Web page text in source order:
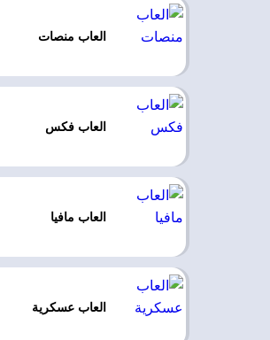
العاب منصات
العاب فكس
العاب مافيا
العاب عسكرية